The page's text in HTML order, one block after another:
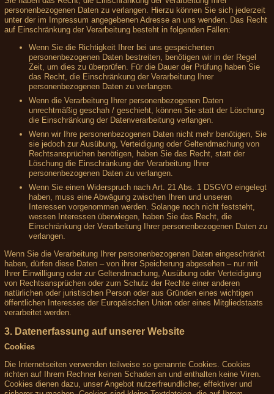
personenbezogenen Daten zu verlangen. Hierzu können Sie sich jederzeit
unter der im Impressum angegebenen Adresse an uns wenden. Das Recht
auf Einschränkung der Verarbeitung besteht in folgenden Fällen:
Wenn Sie die Richtigkeit Ihrer bei uns gespeicherten
personenbezogenen Daten bestreiten, benötigen wir in der Regel
Zeit, um dies zu überprüfen. Für die Dauer der Prüfung haben Sie
das Recht, die Einschränkung der Verarbeitung Ihrer
personenbezogenen Daten zu verlangen.
Wenn die Verarbeitung Ihrer personenbezogenen Daten
unrechtmäßig geschah / geschieht, können Sie statt der Löschung
die Einschränkung der Datenverarbeitung verlangen.
Wenn wir Ihre personenbezogenen Daten nicht mehr benötigen, Sie
sie jedoch zur Ausübung, Verteidigung oder Geltendmachung von
Rechtsansprüchen benötigen, haben Sie das Recht, statt der
Löschung die Einschränkung der Verarbeitung Ihrer
personenbezogenen Daten zu verlangen.
Wenn Sie einen Widerspruch nach Art. 21 Abs. 1 DSGVO eingelegt
haben, muss eine Abwägung zwischen Ihren und unseren
Interessen vorgenommen werden. Solange noch nicht feststeht,
wessen Interessen überwiegen, haben Sie das Recht, die
Einschränkung der Verarbeitung Ihrer personenbezogenen Daten zu
verlangen.
Wenn Sie die Verarbeitung Ihrer personenbezogenen Daten eingeschränkt
haben, dürfen diese Daten – von ihrer Speicherung abgesehen – nur mit
Ihrer Einwilligung oder zur Geltendmachung, Ausübung oder Verteidigung
von Rechtsansprüchen oder zum Schutz der Rechte einer anderen
natürlichen oder juristischen Person oder aus Gründen eines wichtigen
öffentlichen Interesses der Europäischen Union oder eines Mitgliedstaats
verarbeitet werden.
3. Datenerfassung auf unserer Website
Cookies
Die Internetseiten verwenden teilweise so genannte Cookies. Cookies
richten auf Ihrem Rechner keinen Schaden an und enthalten keine Viren.
Cookies dienen dazu, unser Angebot nutzerfreundlicher, effektiver und